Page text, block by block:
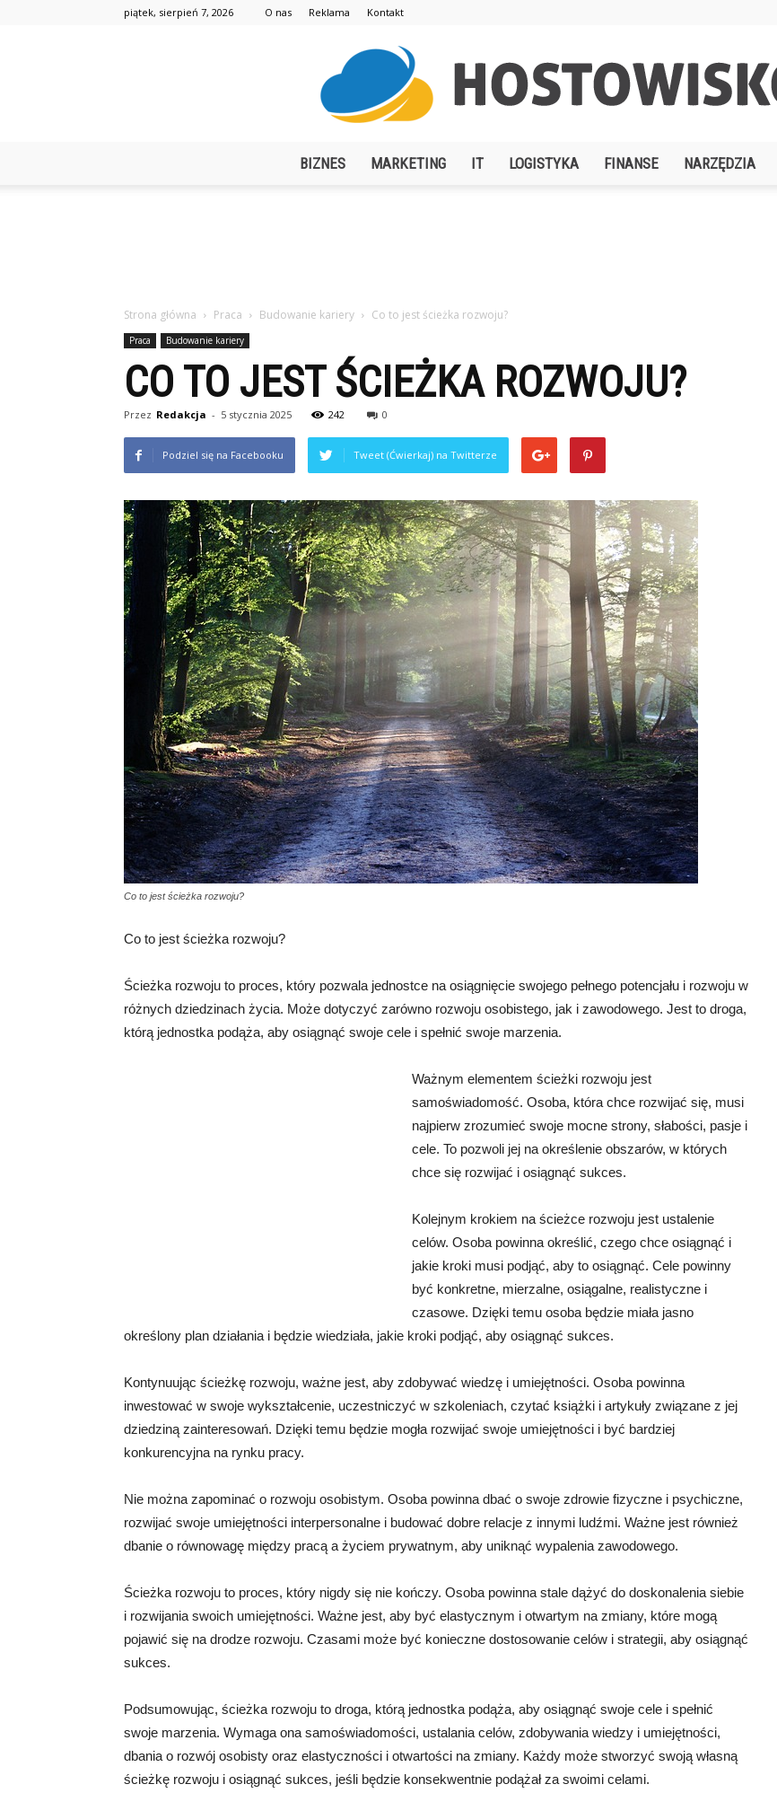
piątek, sierpień 7, 2026 O nas Reklama Kontakt
BIZNES MARKETING IT LOGISTYKA FINANSE NARZĘDZIA
Strona główna Praca Budowanie kariery Co to jest ścieżka rozwoju?
Praca Budowanie kariery
CO TO JEST ŚCIEŻKA ROZWOJU?
Przez Redakcja - 5 stycznia 2025 242 0
Podziel się na Facebooku Tweet (Ćwierkaj) na Twitterze
Co to jest ścieżka rozwoju?
Co to jest ścieżka rozwoju?
Ścieżka rozwoju to proces, który pozwala jednostce na osiągnięcie swojego pełnego potencjału i rozwoju w
różnych dziedzinach życia. Może dotyczyć zarówno rozwoju osobistego, jak i zawodowego. Jest to droga,
którą jednostka podąża, aby osiągnąć swoje cele i spełnić swoje marzenia.
Ważnym elementem ścieżki rozwoju jest
samoświadomość. Osoba, która chce rozwijać się, musi
najpierw zrozumieć swoje mocne strony, słabości, pasje i
cele. To pozwoli jej na określenie obszarów, w których
chce się rozwijać i osiągnąć sukces.
Kolejnym krokiem na ścieżce rozwoju jest ustalenie
celów. Osoba powinna określić, czego chce osiągnąć i
jakie kroki musi podjąć, aby to osiągnąć. Cele powinny
być konkretne, mierzalne, osiągalne, realistyczne i
czasowe. Dzięki temu osoba będzie miała jasno
określony plan działania i będzie wiedziała, jakie kroki podjąć, aby osiągnąć sukces.
Kontynuując ścieżkę rozwoju, ważne jest, aby zdobywać wiedzę i umiejętności. Osoba powinna
inwestować w swoje wykształcenie, uczestniczyć w szkoleniach, czytać książki i artykuły związane z jej
dziedziną zainteresowań. Dzięki temu będzie mogła rozwijać swoje umiejętności i być bardziej
konkurencyjna na rynku pracy.
Nie można zapominać o rozwoju osobistym. Osoba powinna dbać o swoje zdrowie fizyczne i psychiczne,
rozwijać swoje umiejętności interpersonalne i budować dobre relacje z innymi ludźmi. Ważne jest również
dbanie o równowagę między pracą a życiem prywatnym, aby uniknąć wypalenia zawodowego.
Ścieżka rozwoju to proces, który nigdy się nie kończy. Osoba powinna stale dążyć do doskonalenia siebie
i rozwijania swoich umiejętności. Ważne jest, aby być elastycznym i otwartym na zmiany, które mogą
pojawić się na drodze rozwoju. Czasami może być konieczne dostosowanie celów i strategii, aby osiągnąć
sukces.
Podsumowując, ścieżka rozwoju to droga, którą jednostka podąża, aby osiągnąć swoje cele i spełnić
swoje marzenia. Wymaga ona samoświadomości, ustalania celów, zdobywania wiedzy i umiejętności,
dbania o rozwój osobisty oraz elastyczności i otwartości na zmiany. Każdy może stworzyć swoją własną
ścieżkę rozwoju i osiągnąć sukces, jeśli będzie konsekwentnie podążał za swoimi celami.